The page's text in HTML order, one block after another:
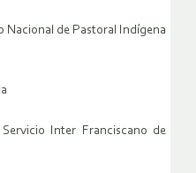
Nacional de Pastoral Indígena
Inter Franciscano de